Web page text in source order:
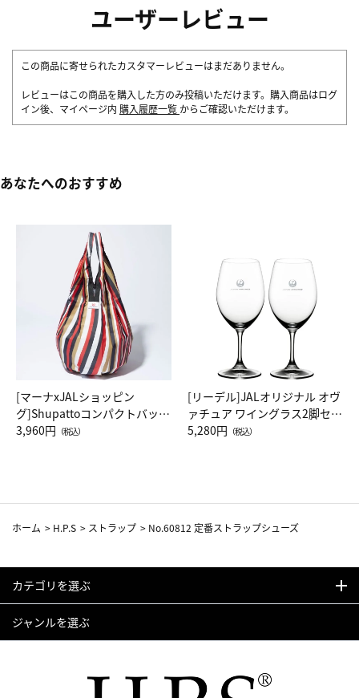
ユーザーレビュー
この商品に寄せられたカスタマーレビューはまだありません。
レビューはこの商品を購入した方のみ投稿いただけます。購入商品はログ
イン後、マイページ内 購入履歴一覧 からご確認いただけます。
あなたへのおすすめ
[マーナxJALショッピン
グ]Shupattoコンパクトバッグ
Drop JAL客室乗務員（LC）ス
3,960円 （税込）
[リーデル]JALオリジナル オヴ
ァチュア ワイングラス2脚セッ
ト（レッドワイン）
5,280円 （税込）
ホーム > H.P.S > ストラップ > No.60812 定番ストラップシューズ
カテゴリを選ぶ
ジャンルを選ぶ